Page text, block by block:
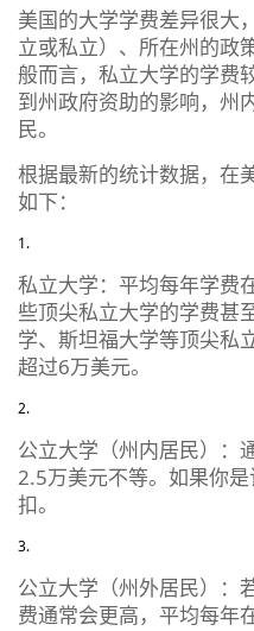
美国的大学学费差异很大
立或私立）、所在州的政
般而言，私立大学的学费
到州政府资助的影响，州
民。
根据最新的统计数据，在
如下：
私立大学：平均每年学费
些顶尖私立大学的学费甚
学、斯坦福大学等顶尖私
超过6万美元。
公立大学（州内居民）：
2.5万美元不等。如果你
扣。
公立大学（州外居民）：
费通常会更高，平均每年